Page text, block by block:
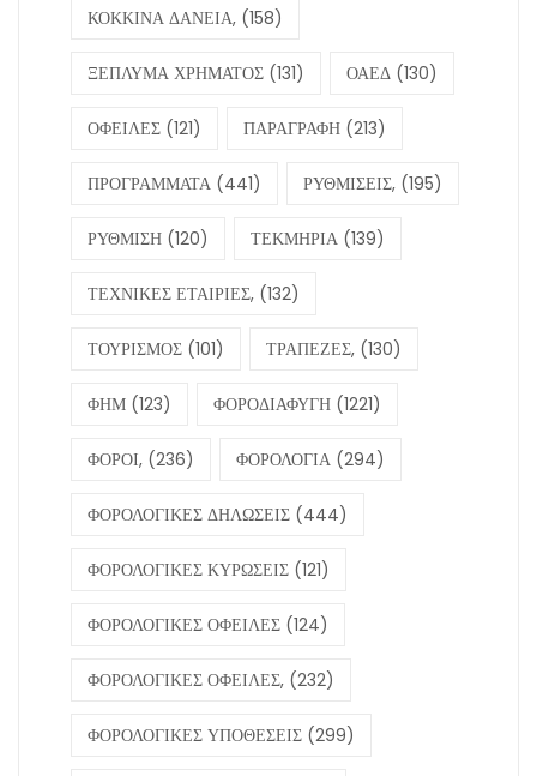
ΚΟΚΚΙΝΑ ΔΑΝΕΙΑ, (158)
ΞΕΠΛΥΜΑ ΧΡΗΜΑΤΟΣ (131) ΟΑΕΔ (130)
ΟΦΕΙΛΕΣ (121) ΠΑΡΑΓΡΑΦΗ (213)
ΠΡΟΓΡΑΜΜΑΤΑ (441) ΡΥΘΜΙΣΕΙΣ, (195)
ΡΥΘΜΙΣΗ (120) ΤΕΚΜΗΡΙΑ (139)
ΤΕΧΝΙΚΕΣ ΕΤΑΙΡΙΕΣ, (132)
ΤΟΥΡΙΣΜΟΣ (101) ΤΡΑΠΕΖΕΣ, (130)
ΦΗΜ (123) ΦΟΡΟΔΙΑΦΥΓΗ (1221)
ΦΟΡΟΙ, (236) ΦΟΡΟΛΟΓΙΑ (294)
ΦΟΡΟΛΟΓΙΚΕΣ ΔΗΛΩΣΕΙΣ (444)
ΦΟΡΟΛΟΓΙΚΕΣ ΚΥΡΩΣΕΙΣ (121)
ΦΟΡΟΛΟΓΙΚΕΣ ΟΦΕΙΛΕΣ (124)
ΦΟΡΟΛΟΓΙΚΕΣ ΟΦΕΙΛΕΣ, (232)
ΦΟΡΟΛΟΓΙΚΕΣ ΥΠΟΘΕΣΕΙΣ (299)